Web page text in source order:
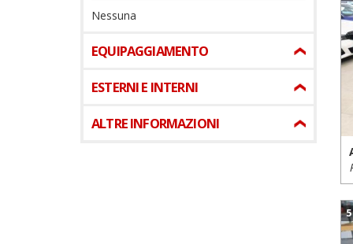
Nessuna
EQUIPAGGIAMENTO
ESTERNI E INTERNI
ALTRE INFORMAZIONI